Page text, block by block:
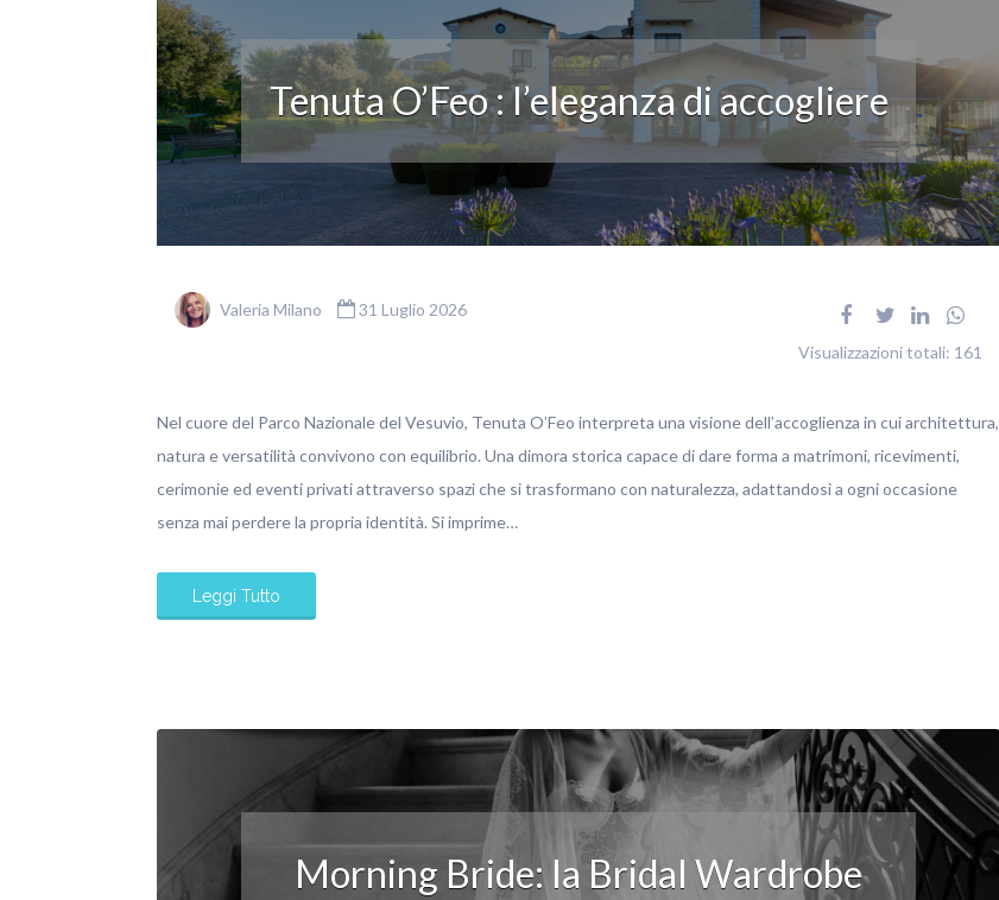
Tenuta O’Feo : l’eleganza di accogliere
Valeria Milano 31 Luglio 2026
Visualizzazioni totali: 161
Nel cuore del Parco Nazionale del Vesuvio, Tenuta O’Feo interpreta una visione dell’accoglienza in cui architettura,
natura e versatilità convivono con equilibrio. Una dimora storica capace di dare forma a matrimoni, ricevimenti,
cerimonie ed eventi privati attraverso spazi che si trasformano con naturalezza, adattandosi a ogni occasione
senza mai perdere la propria identità. Si imprime…
Leggi Tutto
Morning Bride: la Bridal Wardrobe